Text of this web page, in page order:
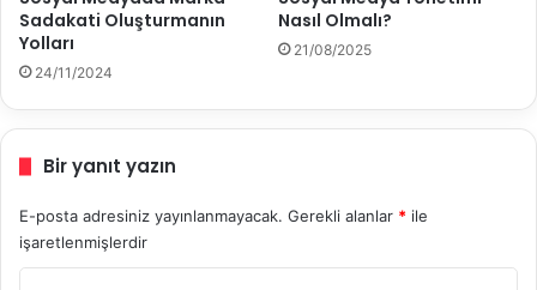
l
i
r
Sadakati Oluşturmanın
Yolları
24/11/2024
Nasıl Olmalı?
21/08/2025
Bir yanıt yazın
E-posta adresiniz yayınlanmayacak. Gerekli alanlar * ile
işaretlenmişlerdir